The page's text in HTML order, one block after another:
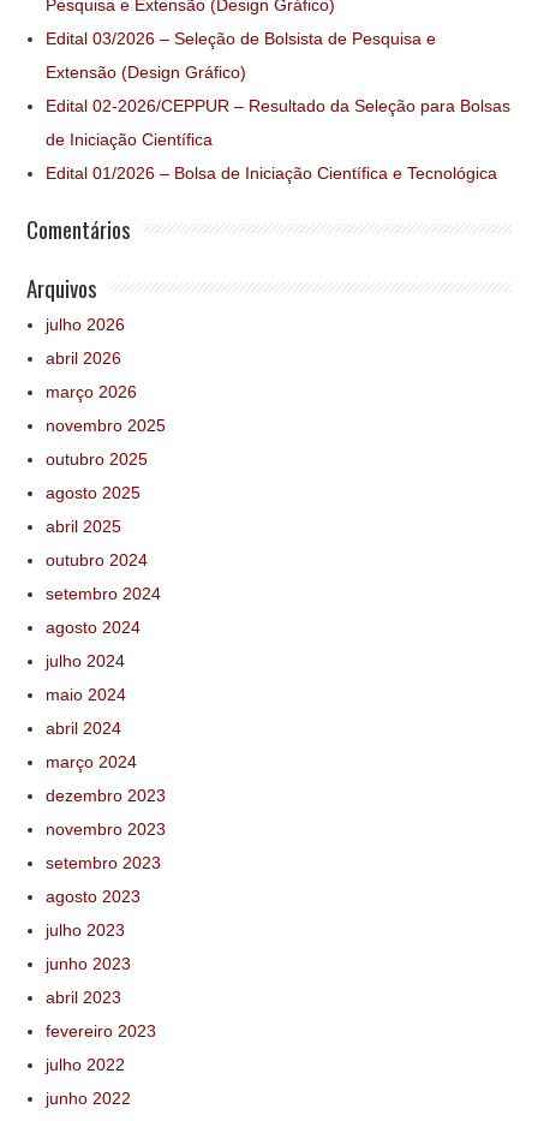
Pesquisa e Extensão (Design Gráfico)
Edital 03/2026 – Seleção de Bolsista de Pesquisa e
Extensão (Design Gráfico)
Edital 02-2026/CEPPUR – Resultado da Seleção para Bolsas
de Iniciação Científica
Edital 01/2026 – Bolsa de Iniciação Científica e Tecnológica
Comentários
Arquivos
julho 2026
abril 2026
março 2026
novembro 2025
outubro 2025
agosto 2025
abril 2025
outubro 2024
setembro 2024
agosto 2024
julho 2024
maio 2024
abril 2024
março 2024
dezembro 2023
novembro 2023
setembro 2023
agosto 2023
julho 2023
junho 2023
abril 2023
fevereiro 2023
julho 2022
junho 2022